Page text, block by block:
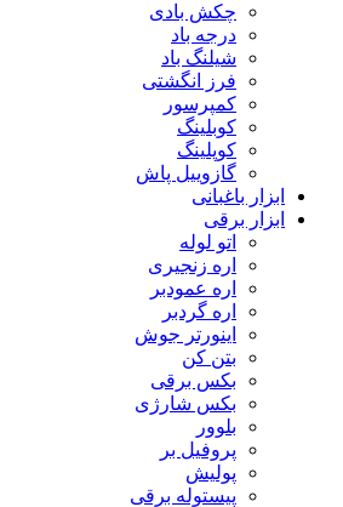
چکش بادی
درجه باد
شیلنگ باد
فرز انگشتی
کمپرسور
کوبلینگ
کوپلینگ
گازوییل پاش
ابزار باغبانی
ابزار برقی
اتو لوله
اره زنجیری
اره عمودبر
اره گردبر
اینورتر جوش
بتن کن
بکس برقی
بکس شارژی
بلوور
پروفیل بر
پولیش
پیستوله برقی